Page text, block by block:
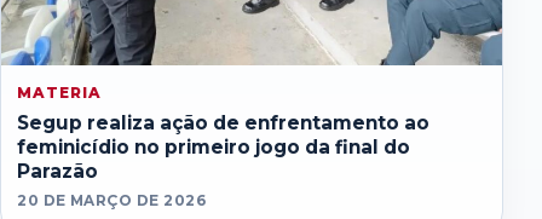
MATERIA
Segup realiza ação de enfrentamento ao
feminicídio no primeiro jogo da final do
Parazão
20 DE MARÇO DE 2026